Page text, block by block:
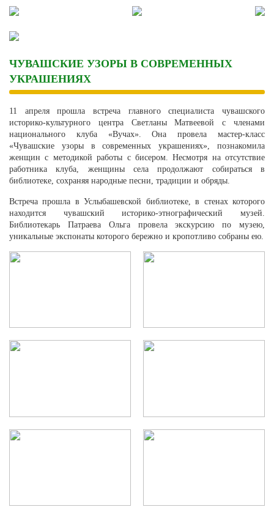
Skip
content
ЧУВАШСКИЕ УЗОРЫ В СОВРЕМЕННЫХ
УКРАШЕНИЯХ
11 апреля прошла встреча главного специалиста чувашского
историко-культурного центра Светланы Матвеевой с членами
национального клуба «Вучах». Она провела мастер-класс
«Чувашские узоры в современных украшениях», познакомила
женщин с методикой работы с бисером. Несмотря на отсутствие
работника клуба, женщины села продолжают собираться в
библиотеке, сохраняя народные песни, традиции и обряды.
Встреча прошла в Услыбашевской библиотеке, в стенах которого
находится чувашский историко-этнографический музей.
Библиотекарь Патраева Ольга провела экскурсию по музею,
уникальные экспонаты которого бережно и кропотливо собраны ею.